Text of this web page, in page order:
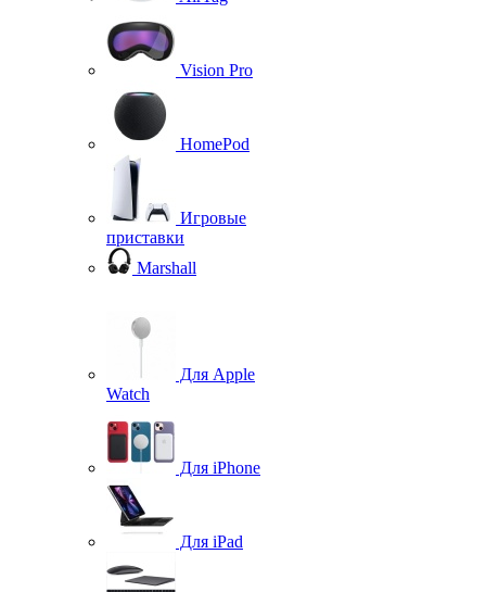
Vision Pro
HomePod
Игровые
приставки
Marshall
Для Apple
Watch
Для iPhone
Для iPad